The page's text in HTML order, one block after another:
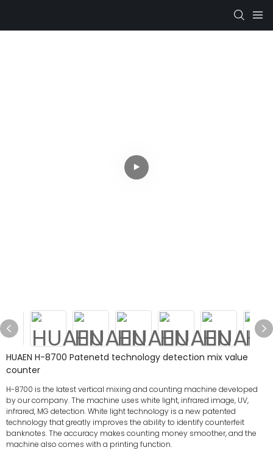
HUAEN H-8700 Patenetd technology detection mix value
counter
H-8700 is the latest vertical mixing and counting machine developed
by our company. The machine uses white light, infrared image, UV,
infrared, MG detection. White light technology is a new patented
technology that greatly improves the ability to identify counterfeit
banknotes. The accuracy makes counting money smoother, and the
machine also comes with a printing function.